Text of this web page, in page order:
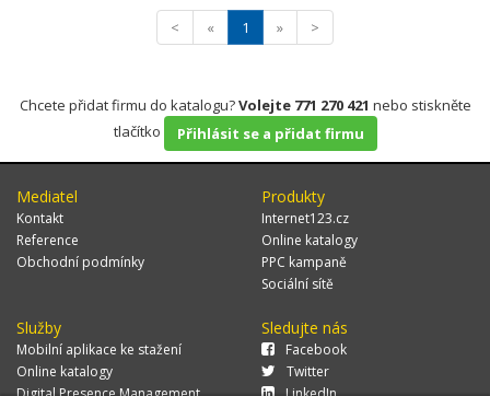
< « 1 » >
Chcete přidat firmu do katalogu?Volejte 771 270 421 nebo stiskněte
tlačítko
Přihlásit se a přidat firmu
Mediatel
Kontakt
Reference
Obchodní podmínky
Produkty
Internet123.cz
Online katalogy
PPC kampaně
Sociální sítě
Služby
Mobilní aplikace ke stažení
Online katalogy
Sledujte nás
Facebook
Twitter